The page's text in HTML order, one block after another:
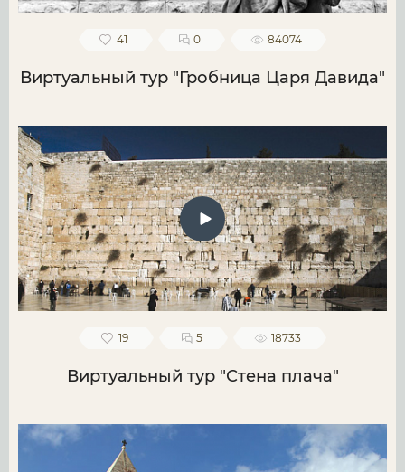
41 0 84074
Виртуальный тур "Гробница Царя Давида"
19 5 18733
Виртуальный тур "Стена плача"